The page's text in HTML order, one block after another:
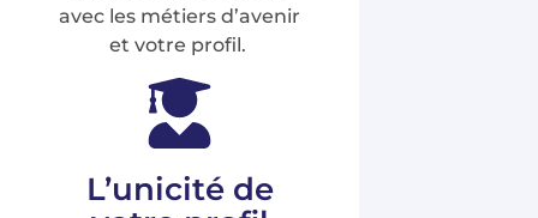
avec les métiers d’avenir
et votre profil.
L’unicité de